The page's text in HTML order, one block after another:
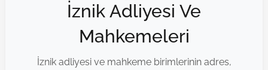
İznik Adliyesi Ve
Mahkemeleri
İznik adliyesi ve mahkeme birimlerinin adres,